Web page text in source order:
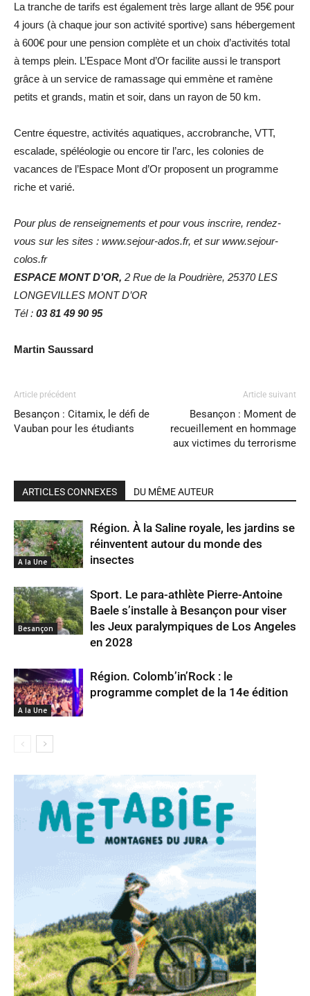
La tranche de tarifs est également très large allant de 95€ pour
4 jours (à chaque jour son activité sportive) sans hébergement
à 600€ pour une pension complète et un choix d’activités total
à temps plein. L’Espace Mont d’Or facilite aussi le transport
grâce à un service de ramassage qui emmène et ramène
petits et grands, matin et soir, dans un rayon de 50 km.
Centre équestre, activités aquatiques, accrobranche, VTT,
escalade, spéléologie ou encore tir l’arc, les colonies de
vacances de l’Espace Mont d’Or proposent un programme
riche et varié.
Pour plus de renseignements et pour vous inscrire, rendez-
vous sur les sites : www.sejour-ados.fr, et sur www.sejour-
colos.fr
ESPACE MONT D’OR, 2 Rue de la Poudrière, 25370 LES
LONGEVILLES MONT D’OR
Tél : 03 81 49 90 95
Martin Saussard
Article précédent
Besançon : Citamix, le défi de
Vauban pour les étudiants
Article suivant
Besançon : Moment de
recueillement en hommage
aux victimes du terrorisme
ARTICLES CONNEXES DU MÊME AUTEUR
A la Une
Région. À la Saline royale, les jardins se
réinventent autour du monde des
insectes
Besançon
Sport. Le para-athlète Pierre-Antoine
Baele s’installe à Besançon pour viser
les Jeux paralympiques de Los Angeles
en 2028
A la Une
Région. Colomb’in’Rock : le
programme complet de la 14e édition